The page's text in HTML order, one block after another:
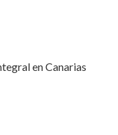
en Canarias